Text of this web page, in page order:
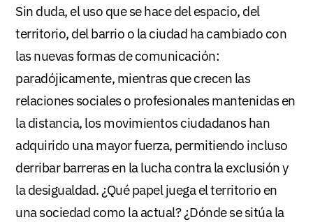
Sin duda, el uso que se hace del espacio, del
territorio, del barrio o la ciudad ha cambiado con
las nuevas formas de comunicación:
paradójicamente, mientras que crecen las
relaciones sociales o profesionales mantenidas en
la distancia, los movimientos ciudadanos han
adquirido una mayor fuerza, permitiendo incluso
derribar barreras en la lucha contra la exclusión y
la desigualdad. ¿Qué papel juega el territorio en
una sociedad como la actual? ¿Dónde se sitúa la